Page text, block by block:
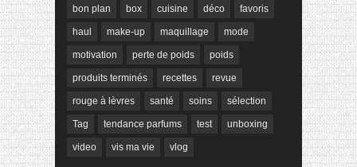
bon plan box cuisine déco favoris
haul make-up maquillage mode
motivation perte de poids poids
produits terminés recettes revue
rouge à lèvres santé soins sélection
Tag tendance parfums test unboxing
video vis ma vie vlog